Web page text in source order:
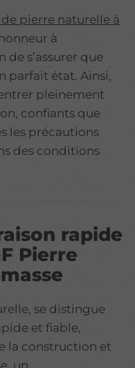
pierre naturelle à
à
s’assurer que
parfait état. Ainsi,
pleinement
confiants que
les précautions
des conditions
rapide
Pierre
se distingue
et fiable,
la construction et